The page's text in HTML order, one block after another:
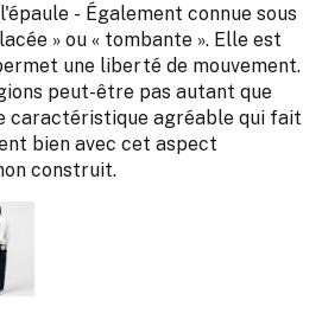
- Également connue sous
» ou « tombante ». Elle est
une liberté de mouvement.
peut-être pas autant que
caractéristique agréable qui fait
bien avec cet aspect
construit.